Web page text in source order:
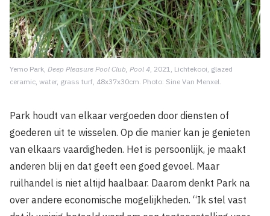
Yemo Park, Deep Pleasure Pool Club, Pool 4 , 2021, Lichtekooi, glazed
ceramic, water, grass turf, 48x37x30cm. Photo: Sine Van Menxel.
Park houdt van elkaar vergoeden door diensten of
goederen uit te wisselen. Op die manier kan je genieten
van elkaars vaardigheden. Het is persoonlijk, je maakt
anderen blij en dat geeft een goed gevoel. Maar
ruilhandel is niet altijd haalbaar. Daarom denkt Park na
over andere economische mogelijkheden. “Ik stel vast